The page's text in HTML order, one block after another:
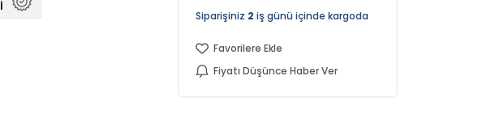
Siparişiniz 2 iş günü içinde kargoda
Favorilere Ekle
Fiyatı Düşünce Haber Ver